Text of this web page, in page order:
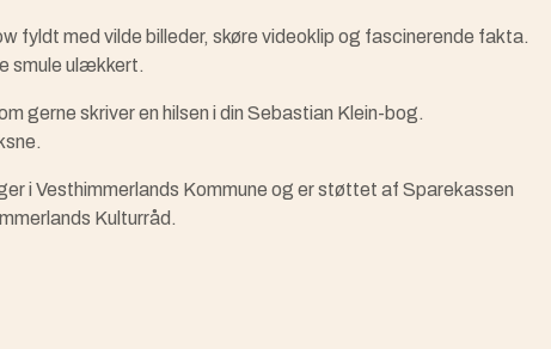
fyldt med vilde billeder, skøre videoklip og fascinerende fakta.
smule ulækkert.
gerne skriver en hilsen i din Sebastian Klein-bog.
i Vesthimmerlands Kommune og er støttet af Sparekassen
Kulturråd.